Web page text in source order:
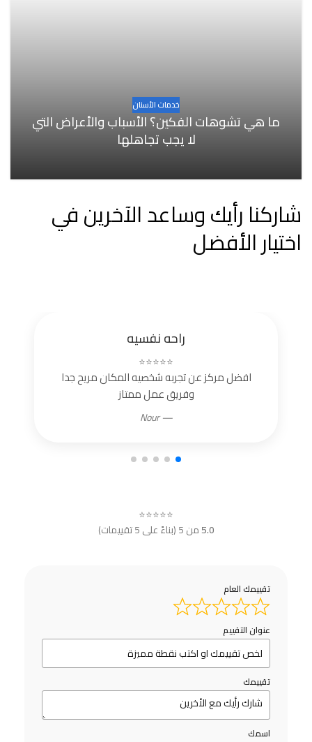
خدمات الأسنان
ما هي تشوهات الفكين؟ الأسباب والأعراض التي
لا يجب تجاهلها
شاركنا رأيك وساعد الآخرين في
اختيار الأفضل
راحه نفسيه
⭐⭐⭐⭐⭐
افضل مركز عن تجربه شخصيه المكان مريح جدا
وفريق عمل ممتاز
— Nour
⭐⭐⭐⭐⭐
5.0من 5 (بناءً على 5 تقييمات)
تقييمك العام
عنوان التقييم
تقييمك
اسمك